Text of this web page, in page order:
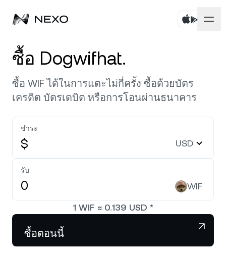
บุคคล
ซื้อสินทรัพย์
ออมทรัพย์แบบยืดหยุ่น
Fixed-term Savings
Dual Investment
Exchange
Credit Line
ฟิวเจอร์ส
ธุรกิจ
ไพรมโบรกเกอร์
White Label
Nexo Ventures
Payment Gateway
ตลาดลดลง
Ethereum ETH 0.42%
NEXO Token 0.52%
บริษัท
เกี่ยวกับ
ความปลอดภัย
พันธมิตร
ข่าวสารและข้อมูลเชิงลึก
ซื้อ Dogwifhat.
ซื้อ WIF ได้ในการแตะไม่กี่ครั้ง ซื้อด้วยบัตร
เครดิต บัตรเดบิต หรือการโอนผ่านธนาคาร
ชำระ
$ USD
รับ
WIF
1 WIF ≈ 0.139 USD *
ซื้อตอนนี้